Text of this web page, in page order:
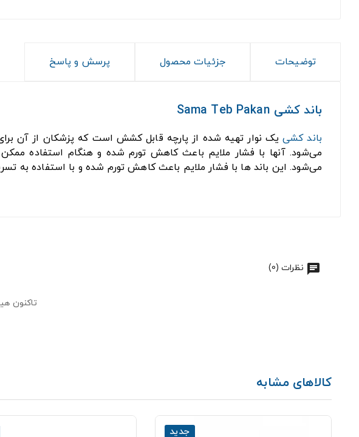
توضیحات جزئیات محصول پرسش و پاسخ
باند کشی Sama Teb Pakan
باند کشییک نوار تهیه شده از پارچه قابل کشش است که پزشکان از آن
می‌شود. آنها با فشار ملایم باعث کاهش تورم شده و هنگام استفاده
می‌شود. این باند ها با فشار ملایم باعث کاهش تورم شده و با استفاده به
نظرات (0)
تاکنون
کالاهای مشابه
جدید